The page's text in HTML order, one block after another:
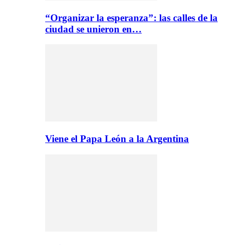
“Organizar la esperanza”: las calles de la
ciudad se unieron en…
Viene el Papa León a la Argentina